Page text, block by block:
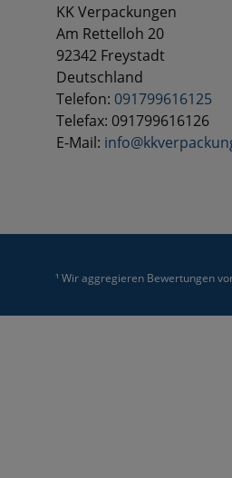
KK Verpackungen
Am Rettelloh 20
92342 Freystadt
Deutschland
Telefon: 091799616125
Telefax: 091799616126
E-Mail:
¹ Wir aggregieren Bewertungen